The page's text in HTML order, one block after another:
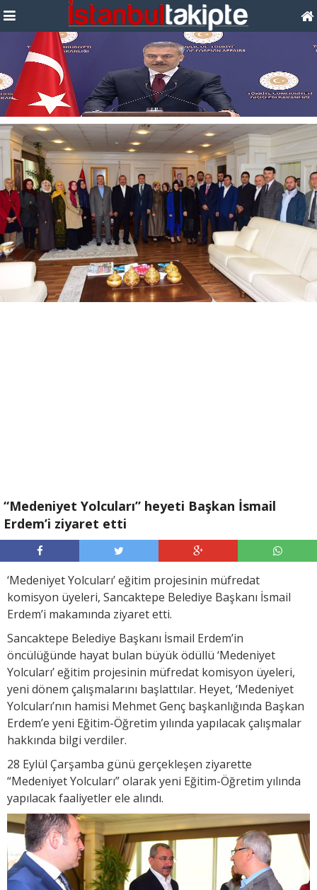
“Medeniyet Yolcuları” heyeti Başkan İsmail
Erdem’i ziyaret etti
‘Medeniyet Yolcuları’ eğitim projesinin müfredat
komisyon üyeleri, Sancaktepe Belediye Başkanı İsmail
Erdem’i makamında ziyaret etti.
Sancaktepe Belediye Başkanı İsmail Erdem’in
öncülüğünde hayat bulan büyük ödüllü ‘Medeniyet
Yolcuları’ eğitim projesinin müfredat komisyon üyeleri,
yeni dönem çalışmalarını başlattılar. Heyet, ‘Medeniyet
Yolcuları’nın hamisi Mehmet Genç başkanlığında Başkan
Erdem’e yeni Eğitim-Öğretim yılında yapılacak çalışmalar
hakkında bilgi verdiler.
28 Eylül Çarşamba günü gerçekleşen ziyarette
“Medeniyet Yolcuları” olarak yeni Eğitim-Öğretim yılında
yapılacak faaliyetler ele alındı.